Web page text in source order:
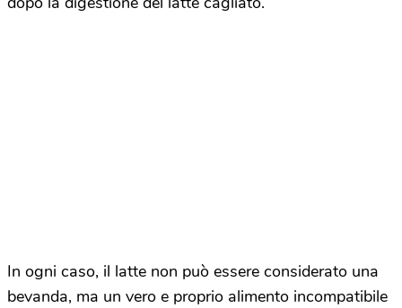
In ogni caso, il latte non può essere considerato una
bevanda, ma un vero e proprio alimento incompatibile